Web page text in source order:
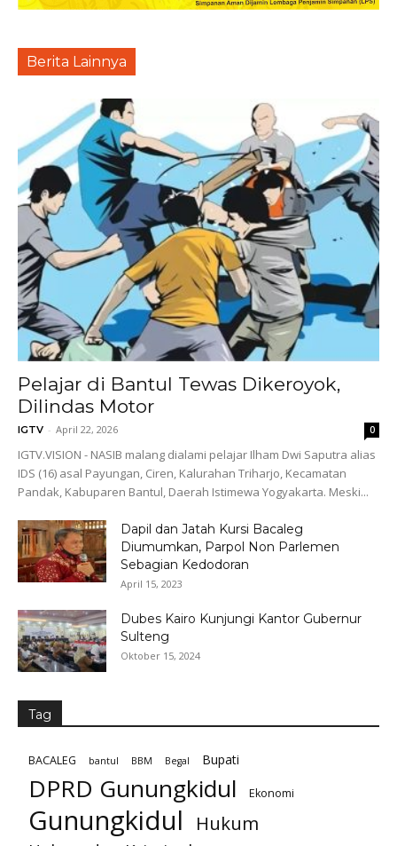
Berita Lainnya
Pelajar di Bantul Tewas Dikeroyok,
Dilindas Motor
IGTV - April 22, 2026 0
IGTV.VISION - NASIB malang dialami pelajar Ilham Dwi Saputra alias
IDS (16) asal Payungan, Ciren, Kalurahan Triharjo, Kecamatan
Pandak, Kabuparen Bantul, Daerah Istimewa Yogyakarta. Meski...
Dapil dan Jatah Kursi Bacaleg
Diumumkan, Parpol Non Parlemen
Sebagian Kedodoran
April 15, 2023
Dubes Kairo Kunjungi Kantor Gubernur
Sulteng
Oktober 15, 2024
Tag
BACALEG bantul BBM Begal Bupati
DPRD Gunungkidul Ekonomi
Gunungkidul Hukum